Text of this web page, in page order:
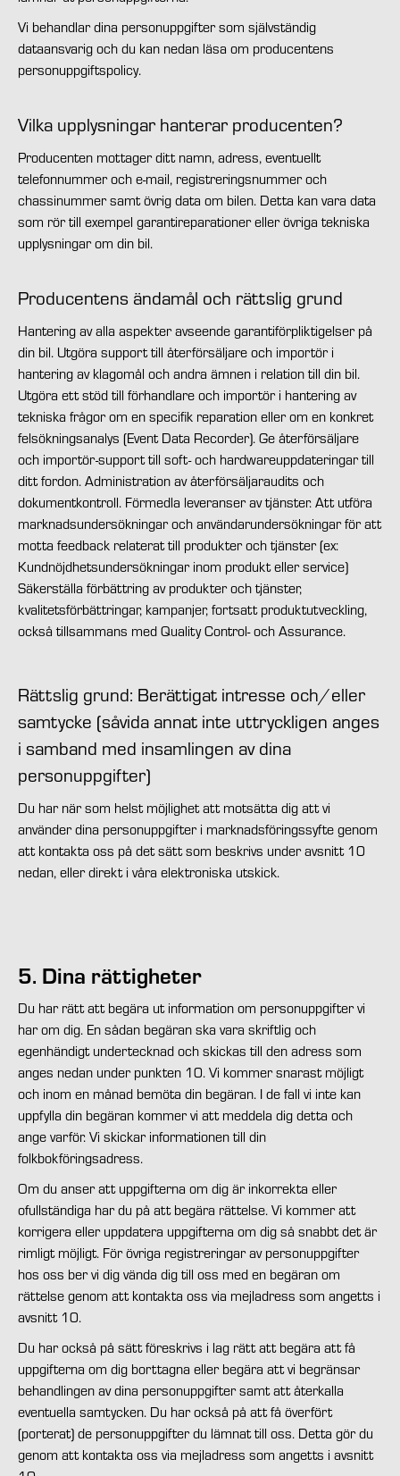
Vi behandlar dina personuppgifter som självständig
dataansvarig och du kan nedan läsa om producentens
personuppgiftspolicy.
Vilka upplysningar hanterar producenten?
Producenten mottager ditt namn, adress, eventuellt
telefonnummer och e-mail, registreringsnummer och
chassinummer samt övrig data om bilen. Detta kan vara data
som rör till exempel garantireparationer eller övriga tekniska
upplysningar om din bil.
Producentens ändamål och rättslig grund
Hantering av alla aspekter avseende garantiförpliktigelser på
din bil. Utgöra support till återförsäljare och importör i
hantering av klagomål och andra ämnen i relation till din bil.
Utgöra ett stöd till förhandlare och importör i hantering av
tekniska frågor om en specifik reparation eller om en konkret
felsökningsanalys (Event Data Recorder). Ge återförsäljare
och importör-support till soft- och hardwareuppdateringar till
ditt fordon. Administration av återförsäljaraudits och
dokumentkontroll. Förmedla leveranser av tjänster. Att utföra
marknadsundersökningar och användarundersökningar för att
motta feedback relaterat till produkter och tjänster (ex:
Kundnöjdhetsundersökningar inom produkt eller service)
Säkerställa förbättring av produkter och tjänster,
kvalitetsförbättringar, kampanjer, fortsatt produktutveckling,
också tillsammans med Quality Control- och Assurance.
Rättslig grund: Berättigat intresse och/eller
samtycke (såvida annat inte uttryckligen anges
i samband med insamlingen av dina
personuppgifter)
Du har när som helst möjlighet att motsätta dig att vi
använder dina personuppgifter i marknadsföringssyfte genom
att kontakta oss på det sätt som beskrivs under avsnitt 10
nedan, eller direkt i våra elektroniska utskick.
5. Dina rättigheter
Du har rätt att begära ut information om personuppgifter vi
har om dig. En sådan begäran ska vara skriftlig och
egenhändigt undertecknad och skickas till den adress som
anges nedan under punkten 10. Vi kommer snarast möjligt
och inom en månad bemöta din begäran. I de fall vi inte kan
uppfylla din begäran kommer vi att meddela dig detta och
ange varför. Vi skickar informationen till din
folkbokföringsadress.
Om du anser att uppgifterna om dig är inkorrekta eller
ofullständiga har du på att begära rättelse. Vi kommer att
korrigera eller uppdatera uppgifterna om dig så snabbt det är
rimligt möjligt. För övriga registreringar av personuppgifter
hos oss ber vi dig vända dig till oss med en begäran om
rättelse genom att kontakta oss via mejladress som angetts i
avsnitt 10.
Du har också på sätt föreskrivs i lag rätt att begära att få
uppgifterna om dig borttagna eller begära att vi begränsar
behandlingen av dina personuppgifter samt att återkalla
eventuella samtycken. Du har också på att få överfört
(porterat) de personuppgifter du lämnat till oss. Detta gör du
genom att kontakta oss via mejladress som angetts i avsnitt